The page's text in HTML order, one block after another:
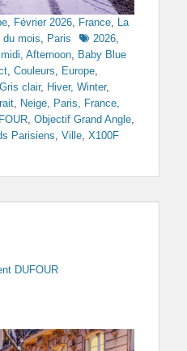
Février 2026 France La
du mois Paris Tags2026
Afternoon
Baby Blue
Couleurs Europe
Gris clair, Hiver, Winter,
Neige, Paris, France,
Objectif Grand Angle
Parisiens Ville X100F
DUFOUR